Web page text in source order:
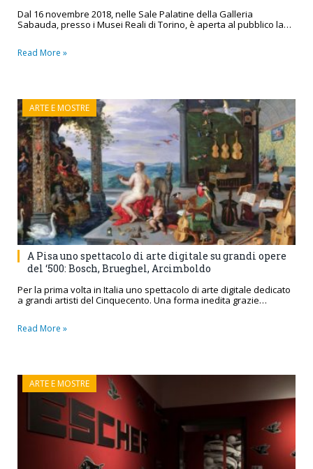
Dal 16 novembre 2018, nelle Sale Palatine della Galleria
Sabauda, presso i Musei Reali di Torino, è aperta al pubblico la…
Read More »
ARTE E MOSTRE
A Pisa uno spettacolo di arte digitale su grandi opere
del ‘500: Bosch, Brueghel, Arcimboldo
Per la prima volta in Italia uno spettacolo di arte digitale dedicato
a grandi artisti del Cinquecento. Una forma inedita grazie…
Read More »
ARTE E MOSTRE